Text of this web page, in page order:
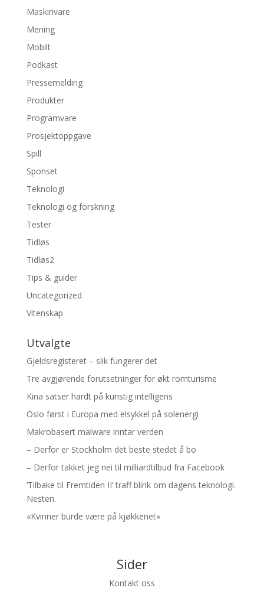
Maskinvare
Mening
Mobilt
Podkast
Pressemelding
Produkter
Programvare
Prosjektoppgave
Spill
Sponset
Teknologi
Teknologi og forskning
Tester
Tidløs
Tidløs2
Tips & guider
Uncategorized
Vitenskap
Utvalgte
Gjeldsregisteret – slik fungerer det
Tre avgjørende forutsetninger for økt romturisme
Kina satser hardt på kunstig intelligens
Oslo først i Europa med elsykkel på solenergi
Makrobasert malware inntar verden
– Derfor er Stockholm det beste stedet å bo
– Derfor takket jeg nei til milliardtilbud fra Facebook
’Tilbake til Fremtiden II’ traff blink om dagens teknologi.
Nesten.
«Kvinner burde være på kjøkkenet»
Sider
Kontakt oss